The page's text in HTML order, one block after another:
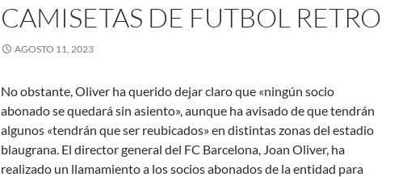
CAMISETAS DE FUTBOL RETRO
AGOSTO 11, 2023
No obstante, Oliver ha querido dejar claro que «ningún socio
abonado se quedará sin asiento», aunque ha avisado de que tendrán
algunos «tendrán que ser reubicados» en distintas zonas del estadio
blaugrana. El director general del FC Barcelona, Joan Oliver, ha
realizado un llamamiento a los socios abonados de la entidad para